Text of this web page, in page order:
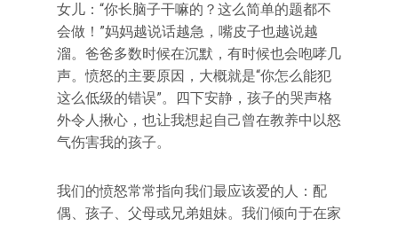
女儿：“你长脑子干嘛的？这么简单的题都不
会做！”妈妈越说话越急，嘴皮子也越说越
溜。爸爸多数时候在沉默，有时候也会咆哮几
声。愤怒的主要原因，大概就是“你怎么能犯
这么低级的错误”。四下安静，孩子的哭声格
外令人揪心，也让我想起自己曾在教养中以怒
气伤害我的孩子。
我们的愤怒常常指向我们最应该爱的人：配
偶、孩子、父母或兄弟姐妹。我们倾向于在家